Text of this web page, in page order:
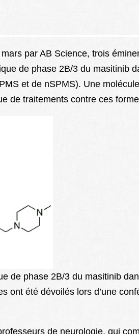
par AB Science, trois
de phase 2B/3 du masitinib
et de nSPMS). Une
de traitements contre ces
de phase 2B/3 du masitinib
ont été dévoilés lors d’une
de neurologie, qui